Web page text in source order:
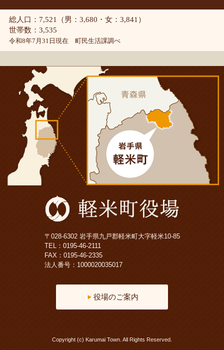
総人口：7,521（男：3,680・女：3,841）
世帯数：3,535
令和8年7月31日現在 町民生活課調べ
〒028-6302 岩手県九戸郡軽米町大字軽米10-85
TEL： 0195-46-2111
FAX：0195-46-2335
法人番号：1000020035017
役場のご案内
Copyright (c) Karumai Town. All Rights Reserved.